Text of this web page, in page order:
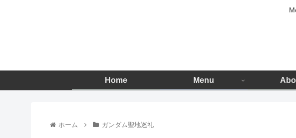
Home Menu
ホーム ガンダム聖地巡礼